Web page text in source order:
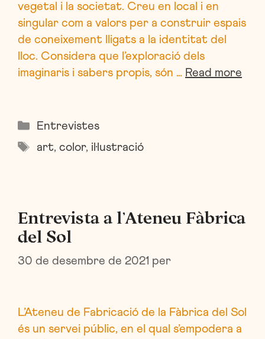
vegetal i la societat. Creu en local i en
singular com a valors per a construir espais
de coneixement lligats a la identitat del
lloc. Considera que l’exploració dels
imaginaris i sabers propis, són … Read more
Categories
Entrevistes
Etiquetes
art, color, il·lustració
Entrevista a l’Ateneu Fàbrica
del Sol
30 de desembre de 2021 per
L’Ateneu de Fabricació de la Fàbrica del Sol
és un servei públic, en el qual s’empodera a